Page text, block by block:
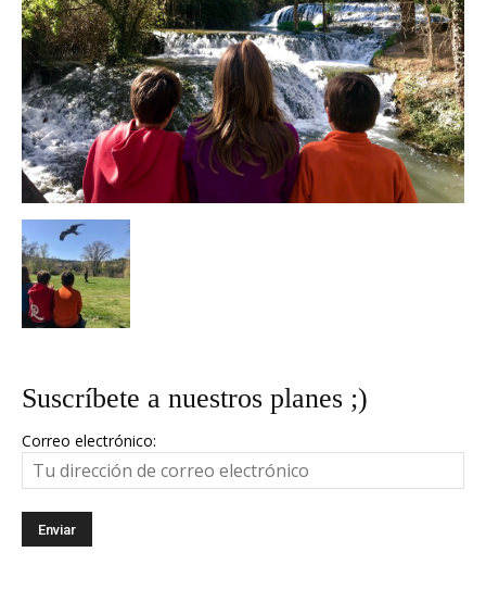
Suscríbete a nuestros planes ;)
Correo electrónico: